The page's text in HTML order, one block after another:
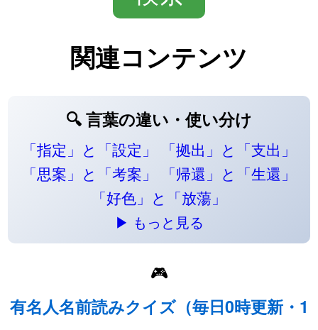
関連コンテンツ
🔍 言葉の違い・使い分け
「指定」と「設定」
「拠出」と「支出」
「思案」と「考案」
「帰還」と「生還」
「好色」と「放蕩」
▶ もっと見る
🎮
有名人名前読みクイズ（毎日0時更新・1